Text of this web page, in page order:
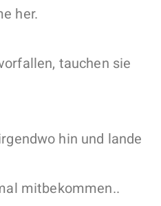
her.
tauchen sie
hin und lande
mitbekommen..